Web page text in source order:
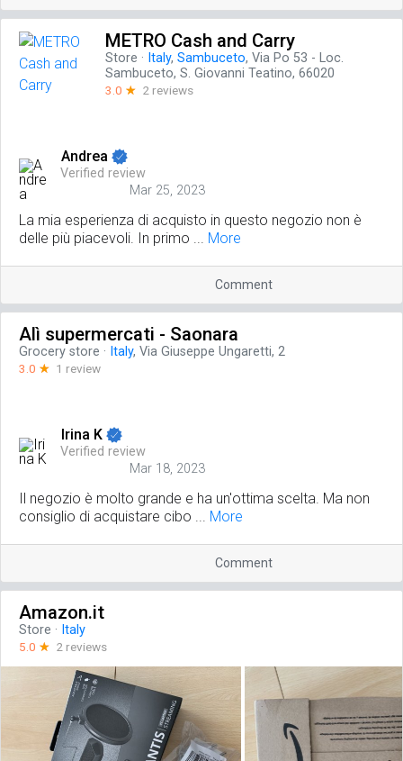
METRO Cash and Carry
Store · Italy, Sambuceto, Via Po 53 - Loc.
Sambuceto, S. Giovanni Teatino, 66020
3.0 ☆ 2 reviews
Andrea
Verified review
Mar 25, 2023
La mia esperienza di acquisto in questo negozio non è
delle più piacevoli. In primo ... More
Comment
Alì supermercati - Saonara
Grocery store · Italy, Via Giuseppe Ungaretti, 2
3.0 ☆ 1 review
Irina K
Verified review
Mar 18, 2023
Il negozio è molto grande e ha un'ottima scelta. Ma non
consiglio di acquistare cibo ... More
Comment
Amazon.it
Store · Italy
5.0 ☆ 2 reviews